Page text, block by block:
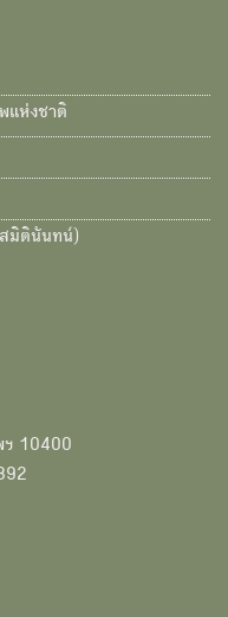
แห่งชาติ
มิตินันทน์)
ฯ 10400